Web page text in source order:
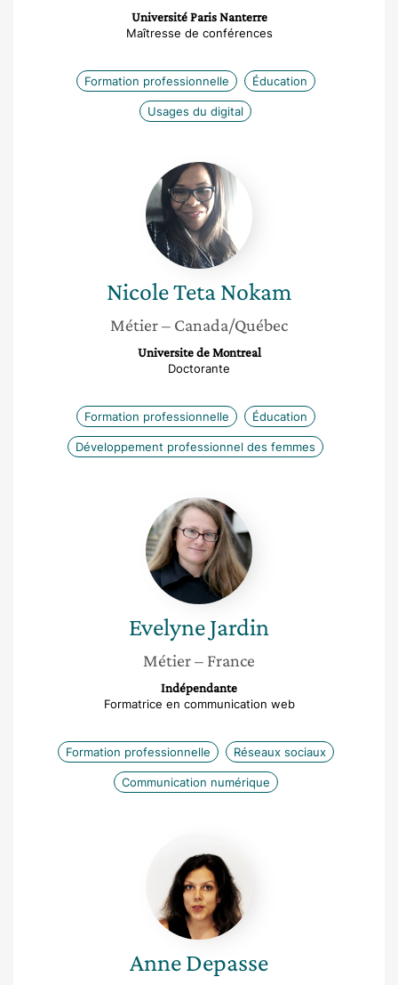
Université Paris Nanterre
Maîtresse de conférences
Formation professionnelle Éducation
Usages du digital
Nicole
Teta
Nokam
NicoleTeta Nokam
Métier– Canada/Québec
Universite de Montreal
Doctorante
Formation professionnelle Éducation
Développement professionnel des femmes
Evelyne
Jardin
EvelyneJardin
Métier– France
Indépendante
Formatrice en communication web
Formation professionnelle Réseaux sociaux
Communication numérique
Depasse
AnneDepasse